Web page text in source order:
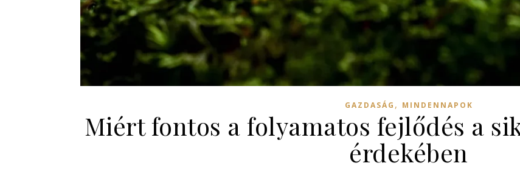
GAZDASÁG , MINDENNAPOK
Miért fontos a folyamatos fejlődés a
érdekében